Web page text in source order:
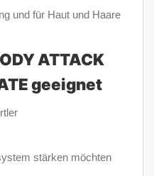
und für Haut und Haare
ATTACK
geeignet
stärken möchten